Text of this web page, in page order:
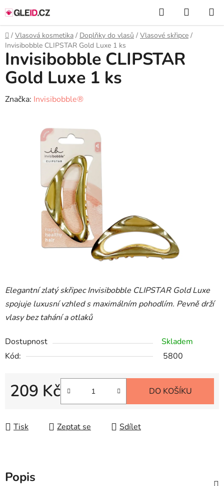
na
obsah
Hledat
KOŠÍK
Domů
/ Vlasová kosmetika / Doplňky do vlasů / Vlasové skřipce /
Invisibobble CLIPSTAR Gold Luxe 1 ks
Elegantní zlatý skřipec Invisibobble CLIPSTAR Gold Luxe
spojuje luxusní vzhled s maximálním pohodlím. Pevně drží
vlasy bez tahání a otlaků
Dostupnost
Skladem
Kód:
5800
209 Kč DO KOŠÍKU
Tisk Zeptat se Sdílet
Invisibobble CLIPSTAR
Gold Luxe 1 ks
Značka: Invisibobble®
Popis